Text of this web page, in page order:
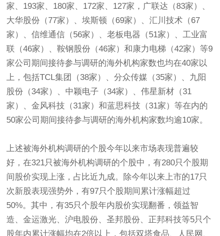
家、193家、180家、172家、127家，广联达（83家）、
大华股份（77家）、埃斯顿（69家）、汇川技术（67
家）、信维通信（56家）、老板电器（51家）、工业富
联（46家）、鞍钢股份（46家）和康力电梯（42家）等9
家公司期间接待参与调研的海外机构家数也均在40家以
上，包括TCL集团（38家）、分众传媒（35家）、九阳
股份（34家）、中颖电子（34家）、伟星新材（31
家）、金风科技（31家）和蓝思科技（31家）等在内的
50家公司期间接待参与调研的海外机构家数均逾10家。
上述被海外机构调研的个股今年以来市场表现普遍较
好，在321只被海外机构调研的个股中，有280只个股期
间股价实现上涨，占比近九成。除今年以来上市的17只
次新股表现强势外，有97只个股期间累计涨幅超过
50%。其中，有35只个股年内股价实现翻番，领益智
造、金运激光、沪电股份、圣邦股份、正邦科技等5只个
股年内累计涨幅均在2倍以上，包括双塔食品、人民网、